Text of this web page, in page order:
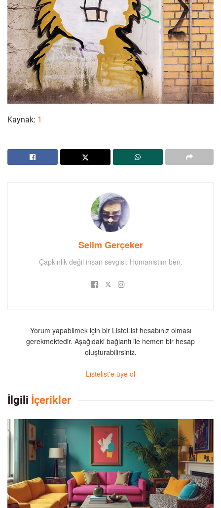
Kaynak: 1
Selim Gerçeker
Çapkınlık değil insan sevgisi. Hümanistim ben.
Yorum yapabilmek için bir ListeList hesabınız olması
gerekmektedir. Aşağıdaki bağlantı ile hemen bir hesap
oluşturabilirsiniz.
Listelist'e üye ol
İlgili İçerikler